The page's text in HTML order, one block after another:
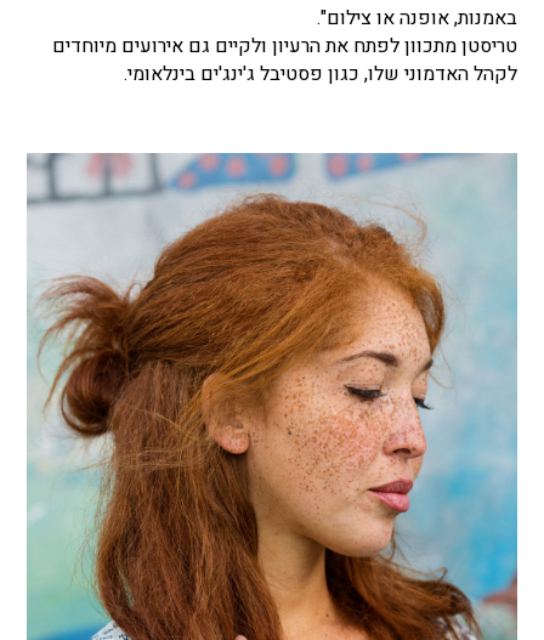
באמנות, אופנה או צילום".
טריסטן מתכוון לפתח את הרעיון ולקיים גם אירועים מיוחדים
לקהל האדמוני שלו, כגון פסטיבל ג'ינג'ים בינלאומי.